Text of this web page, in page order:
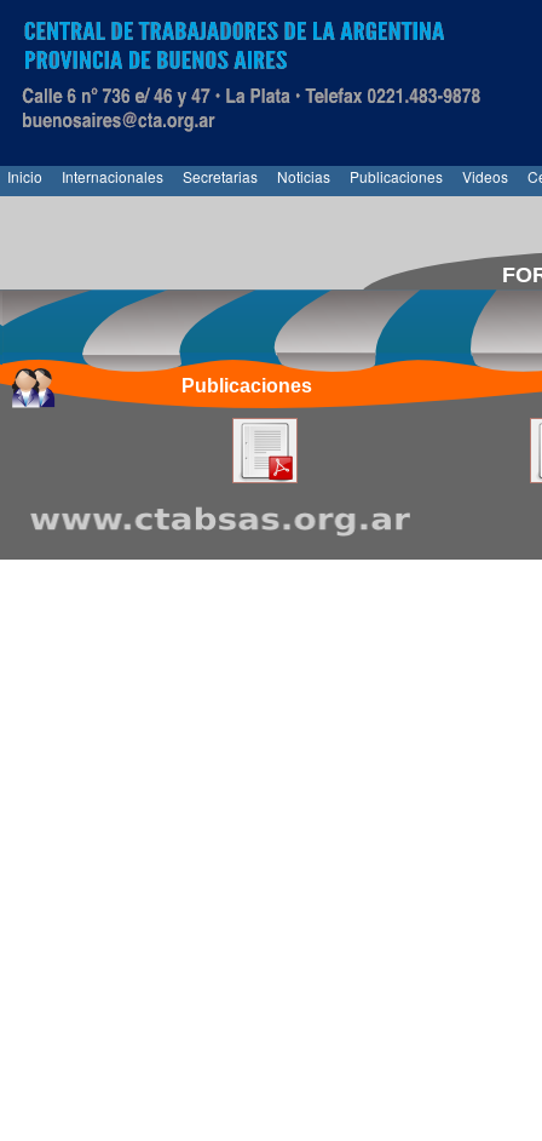
Inicio Internacionales Secretarias Noticias Publicaciones Videos
Publicaciones